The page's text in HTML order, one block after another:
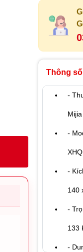
Thông
-
Mijia
-
-
140
-
133
-